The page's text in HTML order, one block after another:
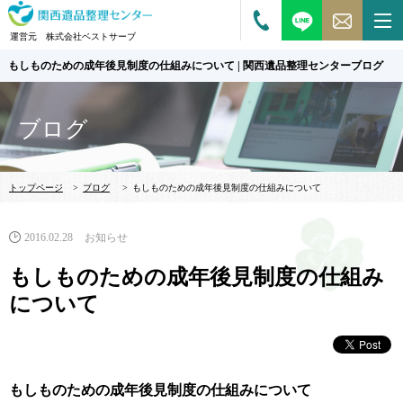
運営元 株式会社ベストサーブ
もしものための成年後見制度の仕組みについて | 関西遺品整理センターブログ
ブログ
トップページ > ブログ > もしものための成年後見制度の仕組みについて
2016.02.28 お知らせ
もしものための成年後見制度の仕組み
について
もしものための成年後見制度の仕組みについて